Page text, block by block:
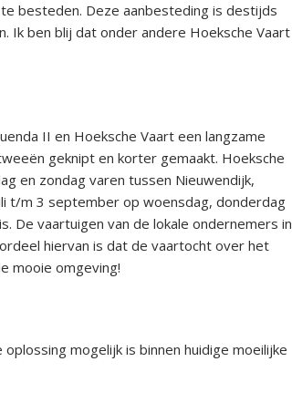
besteden. Deze aanbesteding is destijds
Ik ben blij dat onder andere Hoeksche Vaart
II en Hoeksche Vaart een langzame
geknipt en korter gemaakt. Hoeksche
en zondag varen tussen Nieuwendijk,
t/m 3 september op woensdag, donderdag
De vaartuigen van de lokale ondernemers in
hiervan is dat de vaartocht over het
mooie omgeving!
mogelijk is binnen huidige moeilijke